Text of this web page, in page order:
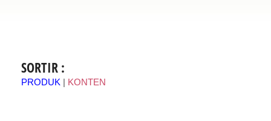
SORTIR :
PRODUK KONTEN